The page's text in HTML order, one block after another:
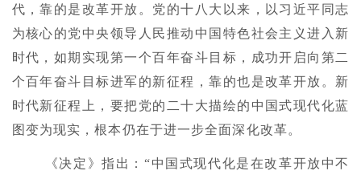
代，靠的是改革开放。党的十八大以来，以习近平同志
为核心的党中央领导人民推动中国特色社会主义进入新
时代，如期实现第一个百年奋斗目标，成功开启向第二
个百年奋斗目标进军的新征程，靠的也是改革开放。新
时代新征程上，要把党的二十大描绘的中国式现代化蓝
图变为现实，根本仍在于进一步全面深化改革。
《决定》指出：“中国式现代化是在改革开放中不